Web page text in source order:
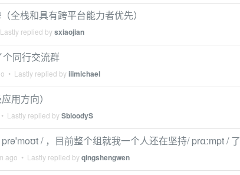
全栈和具有跨平台能力者优先）
replied bysxiaojian
同行交流群
• Lastly replied byiiimichael
用方向）
• Lastly replied bySbloodyS
/ ，目前整个组就我一个人还在坚持/ prɑːmpt / 了
ago • Lastly replied byqingshengwen